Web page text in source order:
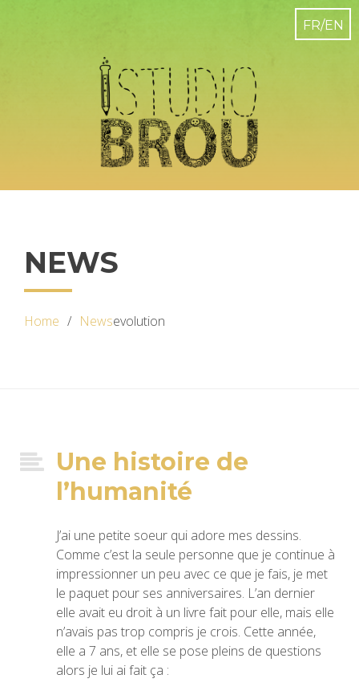
NEWS
Home Newsevolution
Une histoire de
l’humanité
J’ai une petite soeur qui adore mes dessins.
Comme c’est la seule personne que je continue à
impressionner un peu avec ce que je fais, je met
le paquet pour ses anniversaires. L’an dernier
elle avait eu droit à un livre fait pour elle, mais elle
n’avais pas trop compris je crois. Cette année,
elle a 7 ans, et elle se pose pleins de questions
alors je lui ai fait ça :